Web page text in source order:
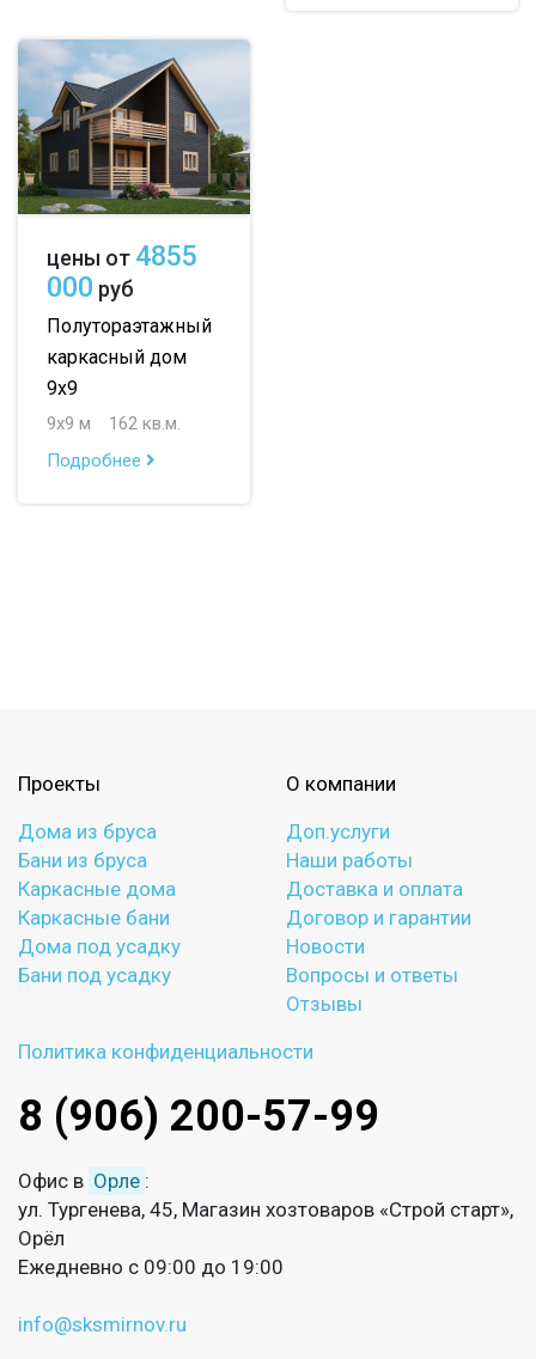
цены от 4855
000 руб
Полутораэтажный
каркасный дом
9х9
9х9 м
162 кв.м.
Подробнее
Проекты
Дома из бруса
Бани из бруса
Каркасные дома
Каркасные бани
Дома под усадку
Бани под усадку
О компании
Доп.услуги
Наши работы
Доставка и оплата
Договор и гарантии
Новости
Вопросы и ответы
Отзывы
Политика конфиденциальности
8 (906) 200-57-99
Офис в Орле :
ул. Тургенева, 45, Магазин хозтоваров «Строй старт»,
Орёл
Ежедневно с 09:00 до 19:00
info@sksmirnov.ru